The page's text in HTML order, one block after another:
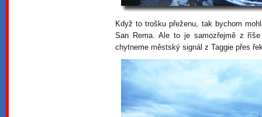
Když to trošku přeženu, tak bychom
San Rema. Ale to je samozřejmě z
chytneme městský signál z Taggie přes